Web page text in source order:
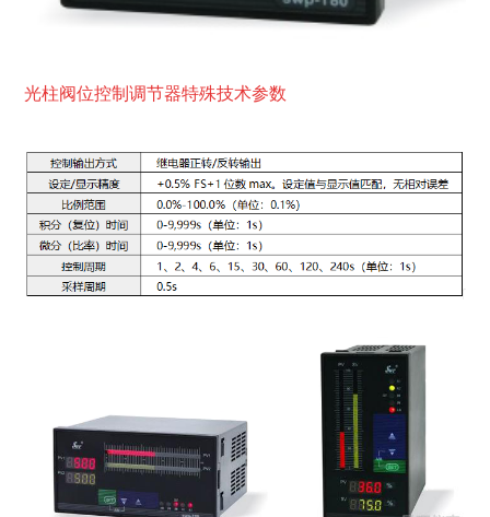
光柱阀位控制调节器特殊技术参数